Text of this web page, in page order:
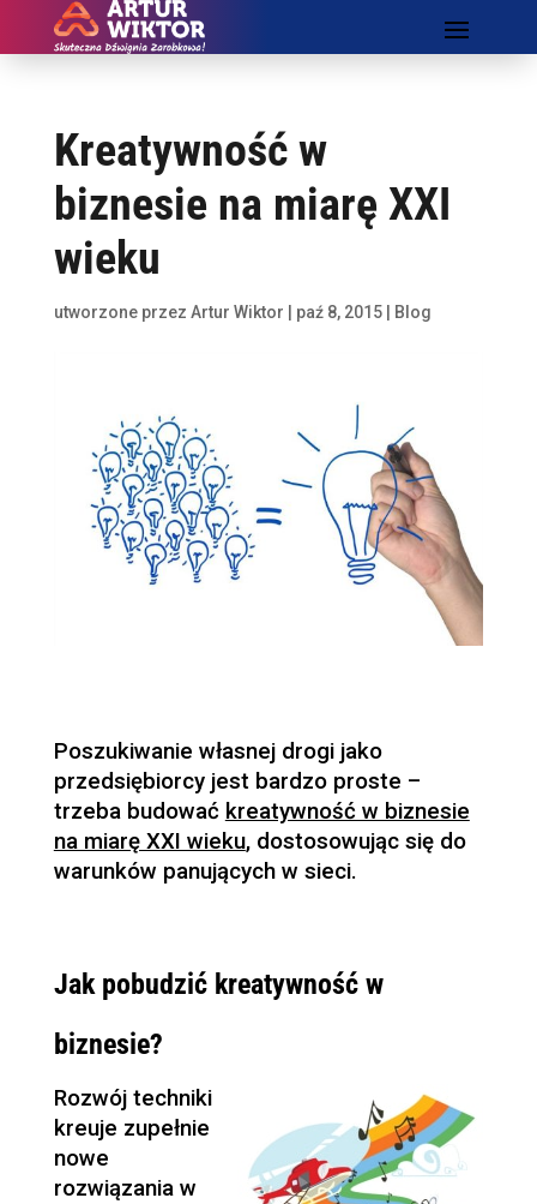
Kreatywność w
biznesie na miarę XXI
wieku
utworzone przez Artur Wiktor paź 8, 2015| Blog
Poszukiwanie własnej drogi jako
przedsiębiorcy jest bardzo proste –
trzeba budować kreatywność w biznesie
na miarę XXI wieku, dostosowując się do
warunków panujących w sieci.
Jak pobudzić kreatywność w
biznesie?
Rozwój techniki
kreuje zupełnie
nowe
rozwiązania w